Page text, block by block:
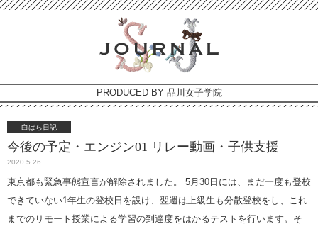
PRODUCED BY 品川女子学院
白ばら日記
今後の予定・エンジン01 リレー動画・子供支援
2020.5.26
東京都も緊急事態宣言が解除されました。 5月30日には、まだ一度も登校
できていない1年生の登校日を設け、翌週は上級生も分散登校をし、これ
までのリモート授業による学習の到達度をはかるテストを行います。そ